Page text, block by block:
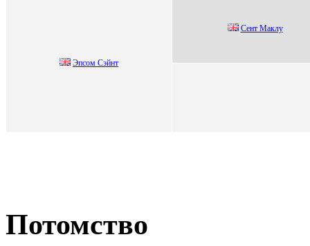
Эпcoм Сэйнт
Сент Maклу
Потомство